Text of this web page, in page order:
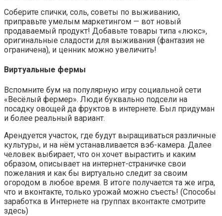
Соберите спички, соль, советы по выживанию,
приправьте умелым маркетингом — вот новый
продаваемый продукт! Добавьте товары типа «люкс»,
оригинальные сладости для выживания (фантазия не
ограничена), и ценник можно увеличить!
Виртуальные фермы
Вспомните бум на популярную игру социальной сети
«Весёлый фермер». Люди буквально подсели на
посадку овощей да фруктов в интернете. Был придуман
и более реальный вариант.
Арендуется участок, где будут выращиваться различные
культуры, и на нём устанавливается вэб-камера. Далее
человек выбирает, что он хочет вырастить и каким
образом, описывает на интернет-страничке свои
пожелания и как бы виртуально следит за своим
огородом в любое время. В итоге получается та же игра,
что и вконтакте, только урожай можно съесть! (Способы
заработка в Интернете на группах вконтакте смотрите
здесь)